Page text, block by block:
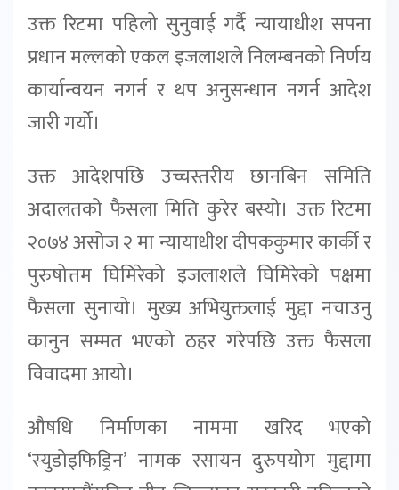
उक्त रिटमा पहिलो सुनुवाई गर्दै न्यायाधीश सपना
प्रधान मल्लको एकल इजलाशले निलम्बनको निर्णय
कार्यान्वयन नगर्न र थप अनुसन्धान नगर्न आदेश
जारी गर्यो।
उक्त आदेशपछि उच्चस्तरीय छानबिन समिति
अदालतको फैसला मिति कुरेर बस्यो। उक्त रिटमा
२०७४ असोज २ मा न्यायाधीश दीपककुमार कार्की र
पुरुषोत्तम घिमिरेको इजलाशले घिमिरेको पक्षमा
फैसला सुनायो। मुख्य अभियुक्तलाई मुद्दा नचाउनु
कानुन सम्मत भएको ठहर गरेपछि उक्त फैसला
विवादमा आयो।
औषधि निर्माणका नाममा खरिद भएको
‘स्युडोइफिड्रिन’ नामक रसायन दुरुपयोग मुद्दामा